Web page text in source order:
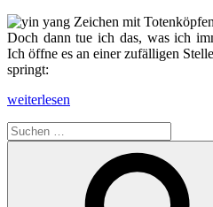
Doch dann tue ich das, was ich
Ich öffne es an einer zufälligen
springt:
„Buchtipp
für
Hippies““
weiterlesen
Suchen
nach: